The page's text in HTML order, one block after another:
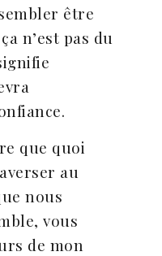
être
n’est pas du
que quoi
au
nous
vous
de mon